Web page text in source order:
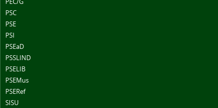
PEC/G
PSC
PSE
PSI
PSEaD
PSSLIND
PSELIB
PSEMus
PSERef
SISU